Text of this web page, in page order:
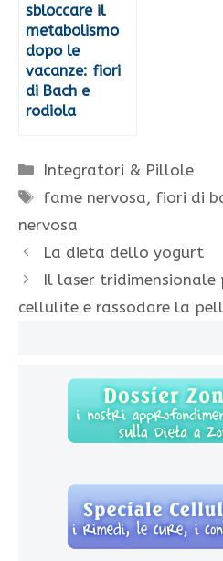
sbloccare il
metabolismo
dopo le
vacanze: fiori
di Bach e
rodiola
Categorie
Integratori & Pillole
Tag
fame nervosa, fiori di
nervosa
La dieta dello yogurt
Il laser tridimensionale
cellulite e rassodare la